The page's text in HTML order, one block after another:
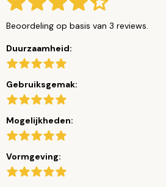
Beoordeling op basis van 3 reviews.
Duurzaamheid:
Gebruiksgemak:
Mogelijkheden:
Vormgeving: